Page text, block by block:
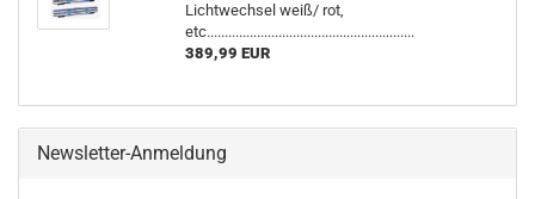
Lichtwechsel weiß/ rot,
etc..........................................................
389,99 EUR
Newsletter-Anmeldung